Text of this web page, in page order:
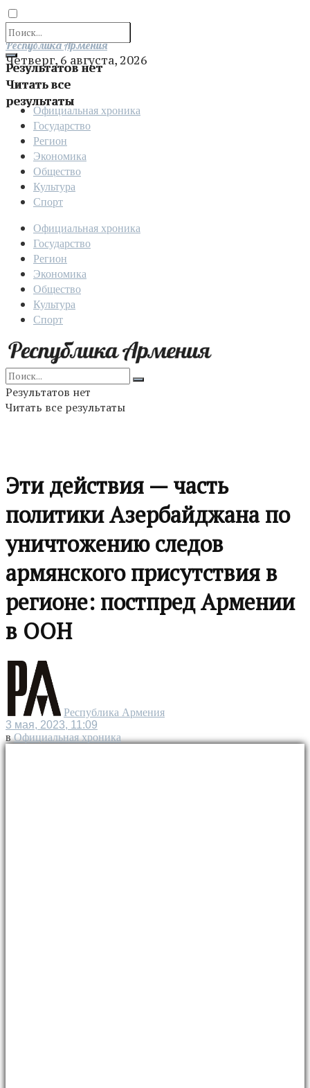
Результатов нет
Читать все
результаты
Отправить
Республика Армения
Четверг, 6 августа, 2026
Официальная хроника
Государство
Регион
Экономика
Общество
Культура
Спорт
Официальная хроника
Государство
Регион
Экономика
Общество
Культура
Спорт
Результатов нет
Читать все результаты
Эти действия — часть
политики Азербайджана по
уничтожению следов
армянского присутствия в
регионе: постпред Армении
в ООН
Республика Армения
3 мая, 2023, 11:09
в Официальная хроника